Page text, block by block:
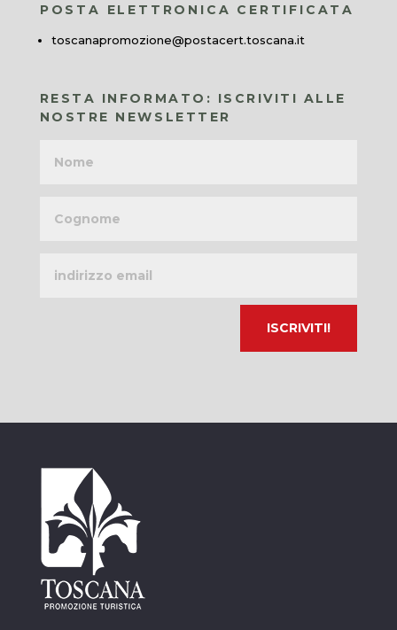
POSTA ELETTRONICA CERTIFICATA
toscanapromozione@postacert.toscana.it
RESTA INFORMATO: ISCRIVITI ALLE
NOSTRE NEWSLETTER
email